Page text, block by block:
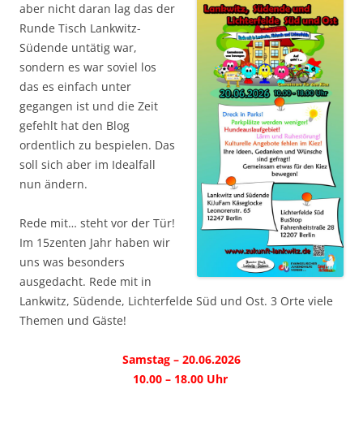
aber nicht daran lag das der
Runde Tisch Lankwitz-
Südende untätig war,
sondern es war soviel los
das es einfach unter
gegangen ist und die Zeit
gefehlt hat den Blog
ordentlich zu bespielen. Das
soll sich aber im Idealfall
nun ändern.
Rede mit… steht vor der Tür!
Im 15zenten Jahr haben wir
uns was besonders
ausgedacht. Rede mit in
Lankwitz, Südende, Lichterfelde Süd und Ost. 3 Orte viele
Themen und Gäste!
Samstag – 20.06.2026
10.00 – 18.00 Uhr